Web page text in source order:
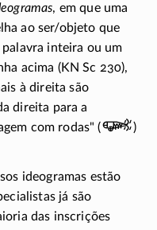
, em que uma
ao ser/objeto que
palavra inteira ou um
acima (KN Sc 230),
à direita são
direita para a
com rodas (𐃌)
ideogramas estão
já são
das inscrições